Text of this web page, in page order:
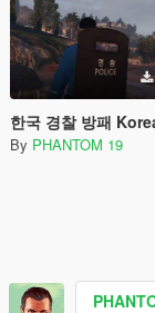
한국 경찰 방패 Korea Police
By PHANTOM 19